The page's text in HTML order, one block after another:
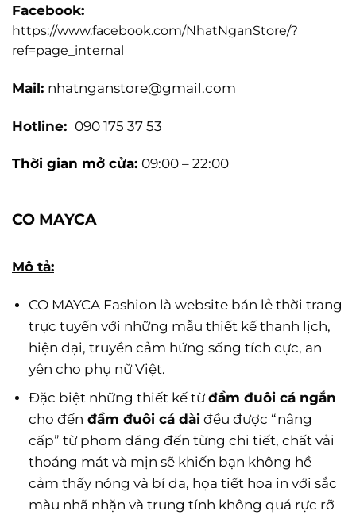
Facebook:
https://www.facebook.com/NhatNganStore/?
ref=page_internal
Mail: nhatnganstore@gmail.com
Hotline: 090 175 37 53
Thời gian mở cửa: 09:00 – 22:00
CO MAYCA
Mô tả:
CO MAYCA Fashion là website bán lẻ thời trang
trực tuyến với những mẫu thiết kế thanh lịch,
hiện đại, truyền cảm hứng sống tích cực, an
yên cho phụ nữ Việt.
Đặc biệt những thiết kế từđầm đuôi cá ngắn
cho đến đầm đuôi cá dàiđều được “nâng
cấp” từ phom dáng đến từng chi tiết, chất vải
thoáng mát và mịn sẽ khiến bạn không hề
cảm thấy nóng và bí da, họa tiết hoa in với sắc
màu nhã nhặn và trung tính không quá rực rỡ